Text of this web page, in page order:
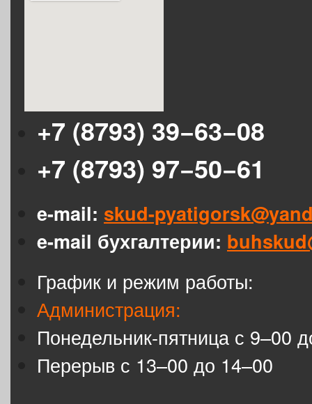
+7 (8793) 39−63−08
+7 (8793) 97−50−61
e-mail: skud-
e-mail бухгалтерии:
График и режим работы:
Администрация:
Понедельник-пятница с 9–00
Перерыв с 13–00 до 14–00